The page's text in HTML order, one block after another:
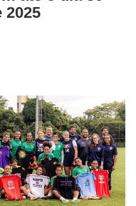
2025